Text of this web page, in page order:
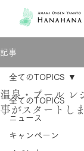
記事
全てのTOPICS
ニュース
キャンペーン
全てのTOPICS
温泉・プール レ
事がスタートし